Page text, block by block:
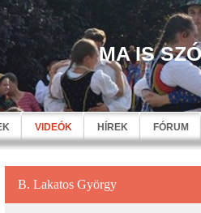
MA IS
VIDEÓK HÍREK FÓRUM
B. Lakatos György